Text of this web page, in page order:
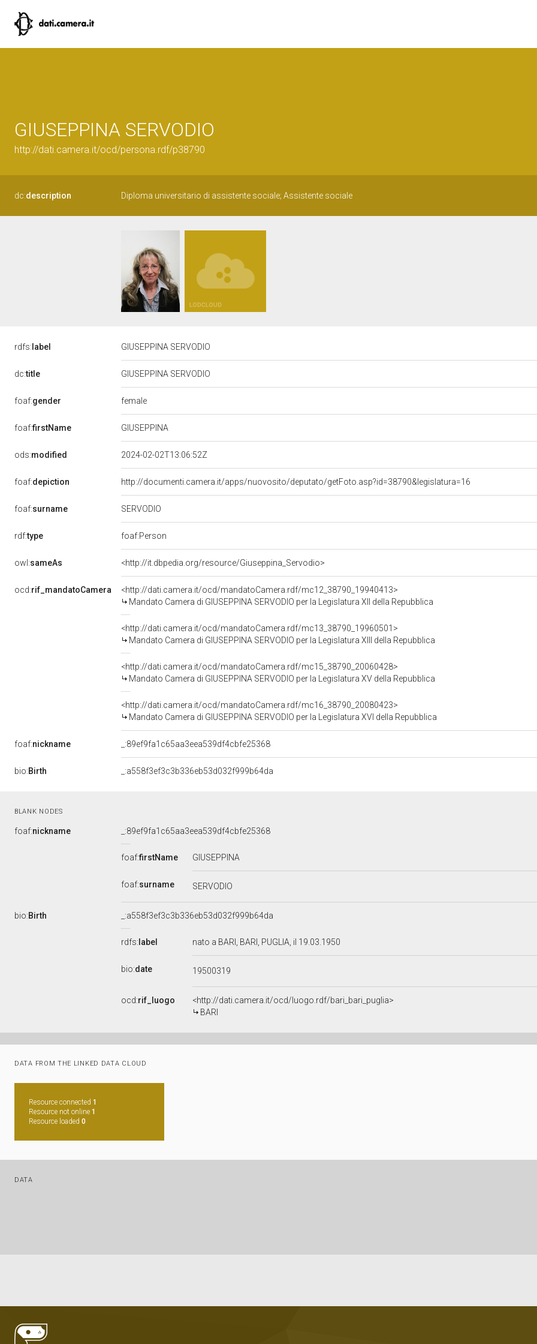
GIUSEPPINA SERVODIO
http://dati.camera.it/ocd/persona.rdf/p38790
dc:description Diploma universitario di assistente sociale; Assistente sociale
rdfs: label GIUSEPPINA SERVODIO
dc:title GIUSEPPINA SERVODIO
foaf:gender female
foaf:firstName GIUSEPPINA
ods:modified 2024-02-02T13:06:52Z
foaf:depiction http://documenti.camera.it/apps/nuovosito/deputato/getFoto.asp?id=38790&legislatura=16
foaf:surname SERVODIO
rdf:type foaf:Person
owl:sameAs <http://it.dbpedia.org/resource/Giuseppina_Servodio>
ocd:rif_mandatoCamera
<http://dati.camera.it/ocd/mandatoCamera.rdf/mc12_38790_19940413>
Mandato Camera di GIUSEPPINA SERVODIO per la Legislatura XII della Repubblica
<http://dati.camera.it/ocd/mandatoCamera.rdf/mc13_38790_19960501>
Mandato Camera di GIUSEPPINA SERVODIO per la Legislatura XIII della Repubblica
<http://dati.camera.it/ocd/mandatoCamera.rdf/mc15_38790_20060428>
Mandato Camera di GIUSEPPINA SERVODIO per la Legislatura XV della Repubblica
<http://dati.camera.it/ocd/mandatoCamera.rdf/mc16_38790_20080423>
Mandato Camera di GIUSEPPINA SERVODIO per la Legislatura XVI della Repubblica
foaf:nickname _:89ef9fa1c65aa3eea539df4cbfe25368
bio:Birth _:a558f3ef3c3b336eb53d032f999b64da
BLANK NODES
foaf:nickname _:89ef9fa1c65aa3eea539df4cbfe25368
foaf:firstName GIUSEPPINA
foaf:surname SERVODIO
bio:Birth _:a558f3ef3c3b336eb53d032f999b64da
rdfs: label nato a BARI, BARI, PUGLIA, il 19.03.1950
bio:date 19500319
ocd:rif_luogo
<http://dati.camera.it/ocd/luogo.rdf/bari_bari_puglia>
BARI
DATA FROM THE LINKED DATA CLOUD
Resource connected 1
Resource not online 1
Resource loaded 0
DATA